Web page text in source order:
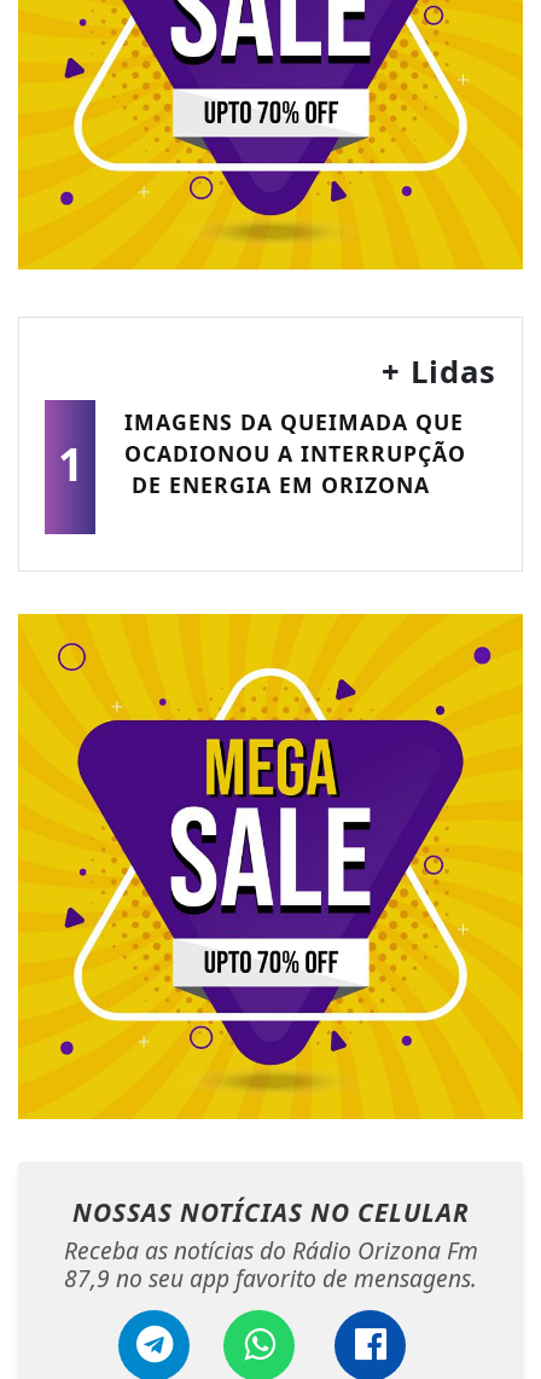
+ Lidas
1
IMAGENS DA QUEIMADA QUE
OCADIONOU A INTERRUPÇÃO
DE ENERGIA EM ORIZONA
NOSSAS NOTÍCIAS NO CELULAR
Receba as notícias do Rádio Orizona Fm
87,9 no seu app favorito de mensagens.